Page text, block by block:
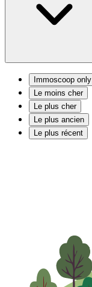
Immoscoop only
Le moins cher
Le plus cher
Le plus ancien
Le plus récent